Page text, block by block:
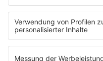
Jobs & Praktika
Pressekontakt
Presse & Downloads
Wetter